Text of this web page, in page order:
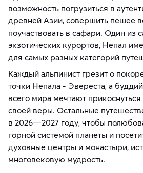
возможность погрузиться в
древней Азии, совершить пешее
поучаствовать в сафари. Один из
экзотических курортов, Непал
для самых разных категорий
Каждый альпинист грезит о
точки Непала - Эвереста, а
всего мира мечтают
своей веры. Остальные
в 2026—2027 году, чтобы
горной системой планеты и
духовные центры и монастыри,
многовековую мудрость.